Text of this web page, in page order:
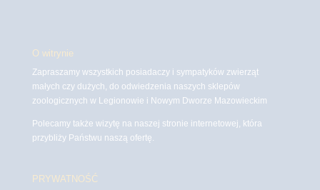
O witrynie
Zapraszamy wszystkich posiadaczy i sympatyków zwierząt
małych czy dużych, do odwiedzenia naszych sklepów
zoologicznych w Legionowie i Nowym Dworze Mazowieckim
Polecamy także wizytę na naszej stronie internetowej, która
przybliży Państwu naszą ofertę.
PRYWATNOŚĆ